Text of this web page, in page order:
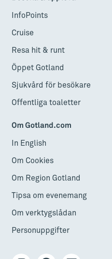
InfoPoints
Cruise
Resa hit & runt
Öppet Gotland
Sjukvård för besökare
Offentliga toaletter
Om Gotland.com
In English
Om Cookies
Om Region Gotland
Tipsa om evenemang
Om verktygslådan
Personuppgifter